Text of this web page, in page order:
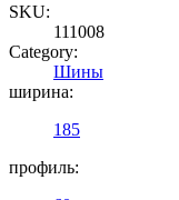
SKU:
111008
Category:
Шины
ширина:
185
профиль: